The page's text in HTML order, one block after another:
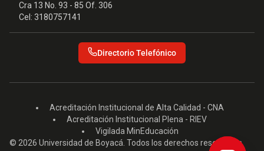
Cra 13 No. 93 - 85 Of. 306
Cel: 3180757141
Directorio Telefónico
Acreditación Institucional de Alta Calidad - CNA
Acreditación Institucional Plena - RIEV
Vigilada MinEducación
© 2026 Universidad de Boyacá. Todos los derechos reservados.